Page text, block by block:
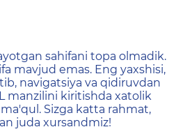
не
sahifani topa olmadik.
mavjud emas. Eng yaxshisi,
navigatsiya va qidiruvdan
manzilini kiritishda xatolik
Sizga katta rahmat,
juda xursandmiz!